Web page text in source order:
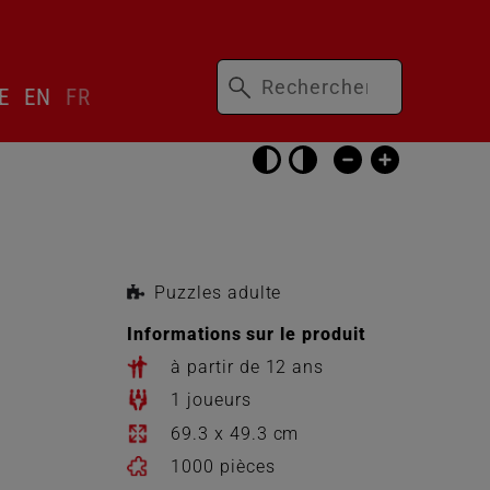
Passer
les
réglages
EN FR
Mots-
clés
Puzzles adulte
Informations sur le produit
à partir de 12 ans
1 joueurs
69.3 x 49.3 cm
1000 pièces